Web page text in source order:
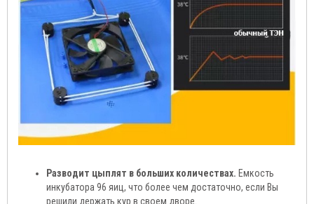
Разводит цыплят в больших количествах. Емкость
инкубатора 96 яиц, что более чем достаточно, если Вы
решили держать кур в своем дворе.